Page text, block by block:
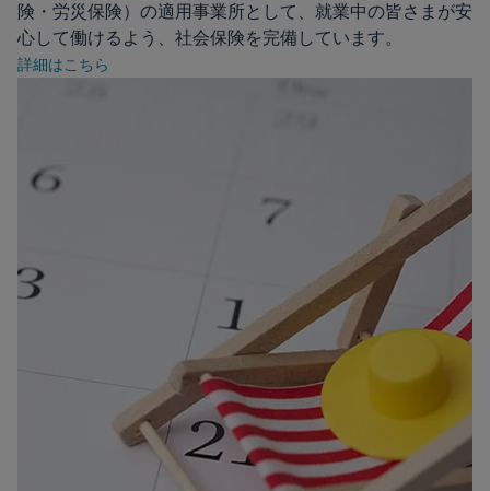
険・労災保険）の適用事業所として、就業中の皆さまが安
心して働けるよう、社会保険を完備しています。
詳細はこちら